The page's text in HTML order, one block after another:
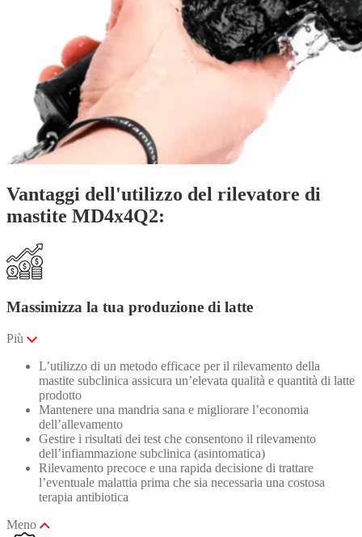
Vantaggi dell'utilizzo del rilevatore di
mastite MD4x4Q2:
Massimizza la tua produzione di latte
Più
L’utilizzo di un metodo efficace per il rilevamento della
mastite subclinica assicura un’elevata qualità e quantità di latte
prodotto
Mantenere una mandria sana e migliorare l’economia
dell’allevamento
Gestire i risultati dei test che consentono il rilevamento
dell’infiammazione subclinica (asintomatica)
Rilevamento precoce e una rapida decisione di trattare
l’eventuale malattia prima che sia necessaria una costosa
terapia antibiotica
Meno